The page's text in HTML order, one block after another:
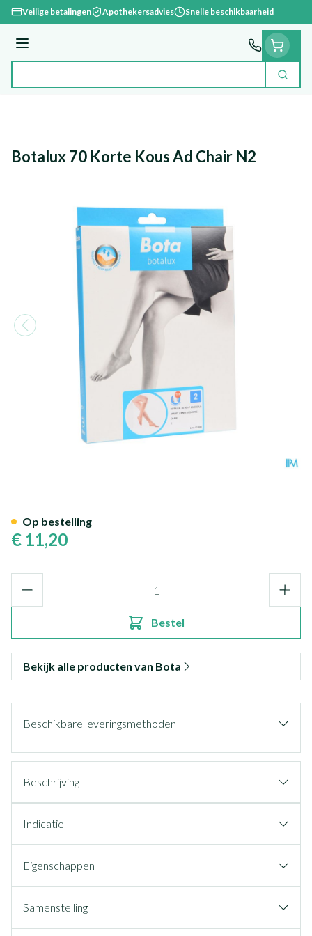
Ga naar de inhoud
Veilige betalingen Apothekersadvies Snelle beschikbaarheid
Menu
Product, merk, categorie... Zoek
Botalux 70 Korte Kous Ad Chair N2
€ 11,20
Bestel
Op bestelling
Bekijk alle producten van Bota
Beschikbare leveringsmethoden
Beschrijving
Indicatie
Eigenschappen
Samenstelling